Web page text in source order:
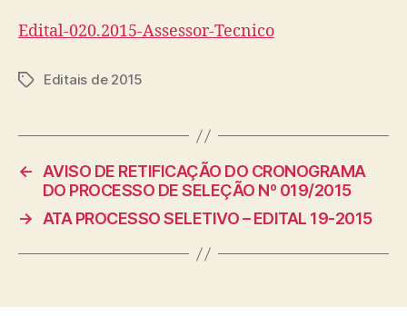
Edital-020.2015-Assessor-Tecnico
TagsEditais de 2015
←
AVISO DE RETIFICAÇÃO DO CRONOGRAMA
DO PROCESSO DE SELEÇÃO Nº 019/2015
→
ATA PROCESSO SELETIVO – EDITAL 19-2015